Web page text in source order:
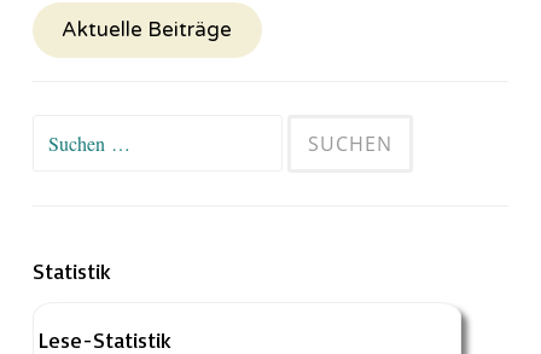
Aktuelle Beiträge
Suchen
Statistik
Lese-Statistik